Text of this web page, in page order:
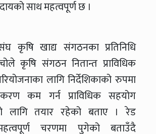
साथ महत्वपूर्ण छ ।
कृषि खाद्य संगठनका प्रतिनिधि
कृषि संगठन नितान्त प्राविधिक
लागि निर्देशिकाको रुपमा
कम गर्न प्राविधिक सहयोग
लागि तयार रहेको बताए । रेड
चरणमा पुगेको बताउँदै